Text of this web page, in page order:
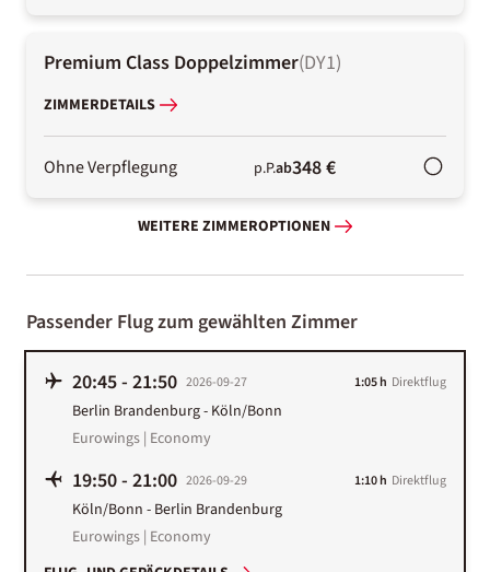
Premium Class Doppelzimmer(DY1)
ZIMMERDETAILS
Ohne Verpflegung p.P.ab348 €
WEITERE ZIMMEROPTIONEN
Passender Flug zum gewählten Zimmer
20:45- 21:50 2026-09-27 1:05 h Direktflug
Berlin Brandenburg- Köln/Bonn
Eurowings | Economy
19:50- 21:00 2026-09-29 1:10 h Direktflug
Köln/Bonn - Berlin Brandenburg
Eurowings | Economy